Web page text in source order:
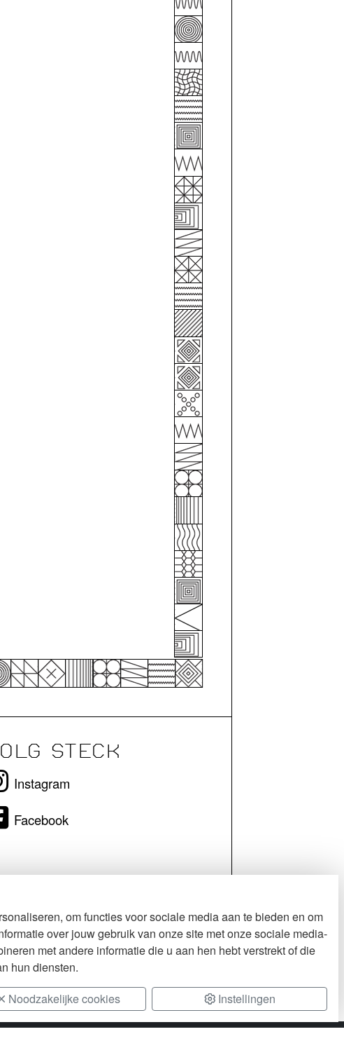
STECK
Instagram
Facebook
om functies voor sociale media aan te bieden en om
over jouw gebruik van onze site met onze sociale media-
met andere informatie die u aan hen hebt verstrekt of die
hun diensten.
Noodzakelijke cookies Instellingen